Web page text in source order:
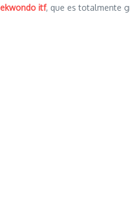
itf, que es totalmente